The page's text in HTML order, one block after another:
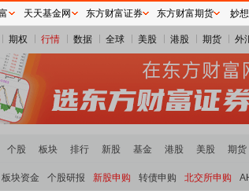
期权 行情 数据 全球 美股 港股 期货 外
个股 板块 排行 新股 基金 港股 美股 期货
板块资金 个股研报 新股申购 转债申购 北交所申购
天天基金网 东方财富证券 东方财富期货 妙想